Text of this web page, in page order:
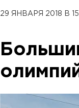
29 ЯНВАРЯ 2018 В